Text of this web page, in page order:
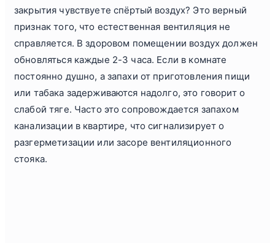
закрытия чувствуете спёртый воздух? Это верный
признак того, что естественная вентиляция не
справляется. В здоровом помещении воздух должен
обновляться каждые 2-3 часа. Если в комнате
постоянно душно, а запахи от приготовления пищи
или табака задерживаются надолго, это говорит о
слабой тяге. Часто это сопровождается запахом
канализации в квартире, что сигнализирует о
разгерметизации или засоре вентиляционного
стояка.